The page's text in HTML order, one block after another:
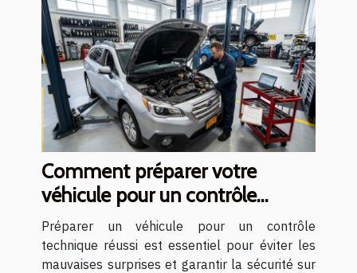
Comment préparer votre
véhicule pour un contrôle
technique réussi ?
Préparer un véhicule pour un contrôle
technique réussi est essentiel pour éviter les
mauvaises surprises et garantir la sécurité sur